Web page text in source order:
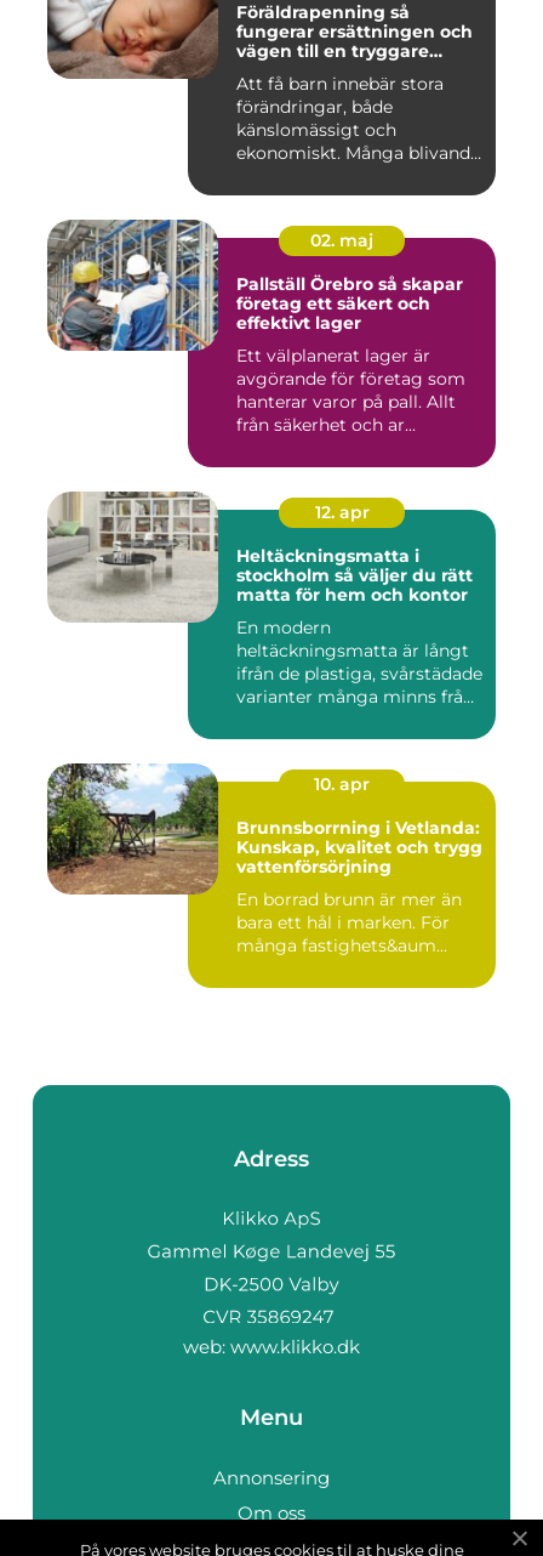
Föräldrapenning så
fungerar ersättningen och
vägen till en tryggare
Att få barn innebär stora
förändringar, både
känslomässigt och
ekonomiskt. Många blivande
02. maj
Pallställ Örebro så skapar
företag ett säkert och
effektivt lager
Ett välplanerat lager är
avgörande för företag som
hanterar varor på pall. Allt
från säkerhet och ar...
12. apr
Heltäckningsmatta i
stockholm så väljer du rätt
matta för hem och kontor
En modern
heltäckningsmatta är långt
ifrån de plastiga, svårstädade
varianter många minns från
10. apr
Brunnsborrning i Vetlanda:
Kunskap, kvalitet och trygg
vattenförsörjning
En borrad brunn är mer än
bara ett hål i marken. För
många fastighets&aum...
Adress
web: www.klikko.dk
Menu
Annonsering
Om oss
Cookies
På vores website bruges cookies til at huske dine